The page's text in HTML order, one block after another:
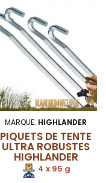
MARQUE: HIGHLANDER
PIQUETS DE TENTE
ULTRA ROBUSTES
HIGHLANDER
4 x 95 g